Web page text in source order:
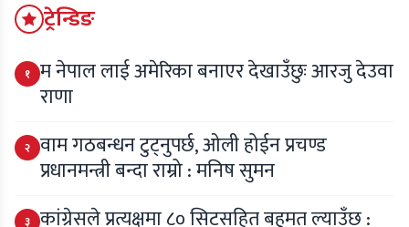
ट्रेन्डिङ
१ म नेपाल लाई अमेरिका बनाएर देखाउँछुः आरजु देउवा
राणा
२ वाम गठबन्धन टुट्नुपर्छ, ओली होईन प्रचण्ड
प्रधानमन्त्री बन्दा राम्रो : मनिष सुमन
३ कांग्रेसले प्रत्यक्षमा ८० सिटसहित बहुमत ल्याउँछ :